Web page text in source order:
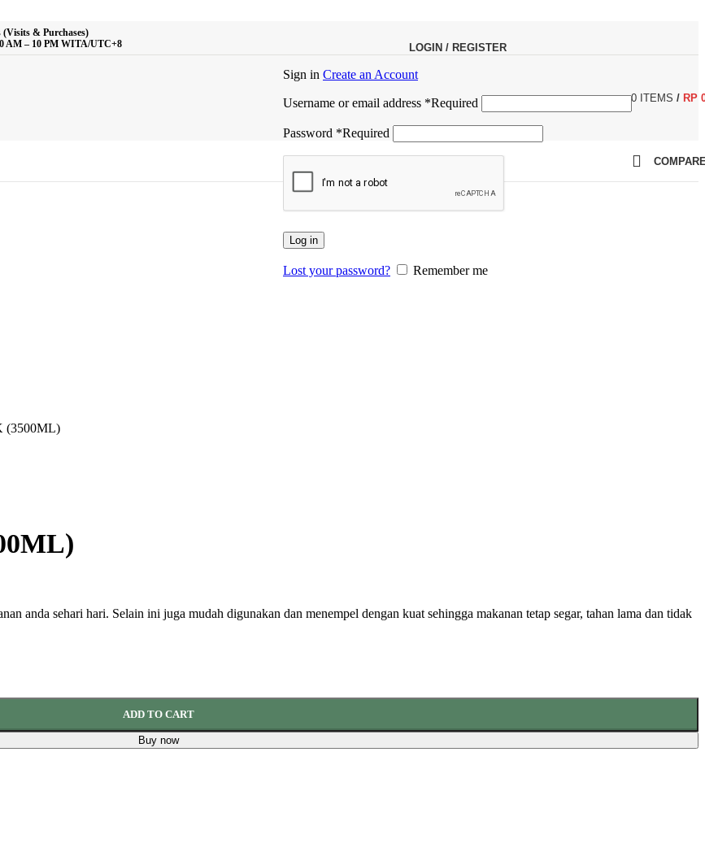
& Purchases)
AM – 10 PM WITA/UTC+8
0 ITEMS / RP
LOGIN / REGISTER
Sign in Create an Account
Username or email address *Required
Password *Required
Log in
Lost your password? Remember me
(3500ML)
anda sehari hari. Selain ini juga mudah digunakan dan menempel dengan kuat sehingga makanan tetap segar, tahan lama dan tidak
ADD TO CART
Buy now